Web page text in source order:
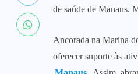
de saúde de Manaus.
Ancorada na Marina
oferecer suporte às